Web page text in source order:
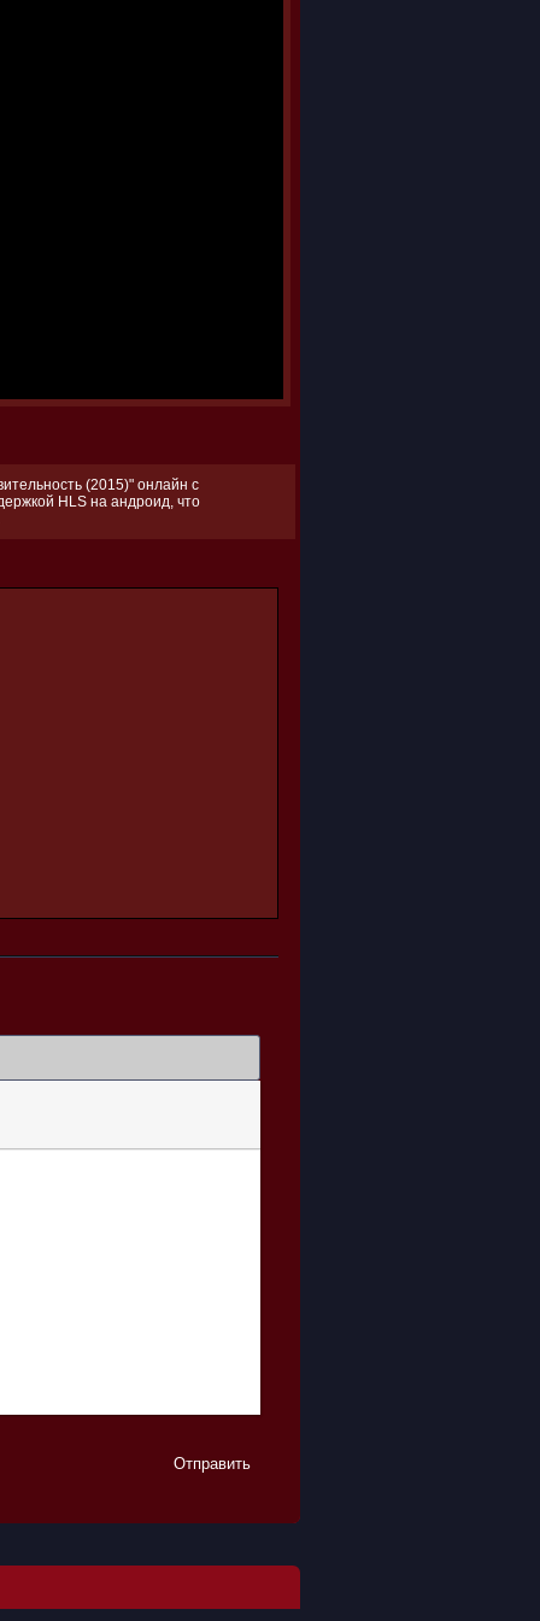
(2015)" онлайн с
HLS на андроид, что
Отправить